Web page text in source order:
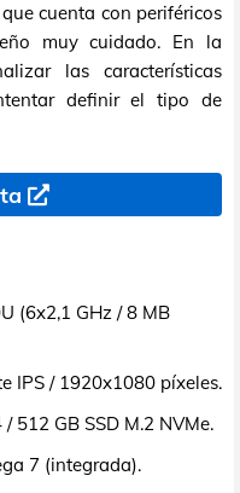
cuenta con periféricos
muy cuidado. En la
las características
definir el tipo de
(6x2,1 GHz / 8 MB
IPS / 1920x1080 píxeles.
512 GB SSD M.2 NVMe.
7 (integrada).